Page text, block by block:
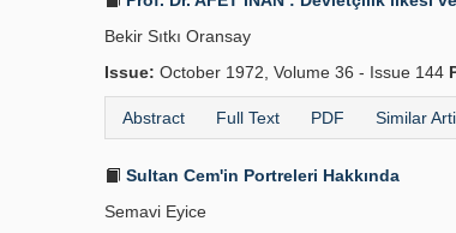
Bekir Sıtkı Oransay
Issue: October 1972, Volume 36 - Issue 144
Abstract Full Text PDF Similar
Sultan Cem'in Portreleri Hakkında
Semavi Eyice